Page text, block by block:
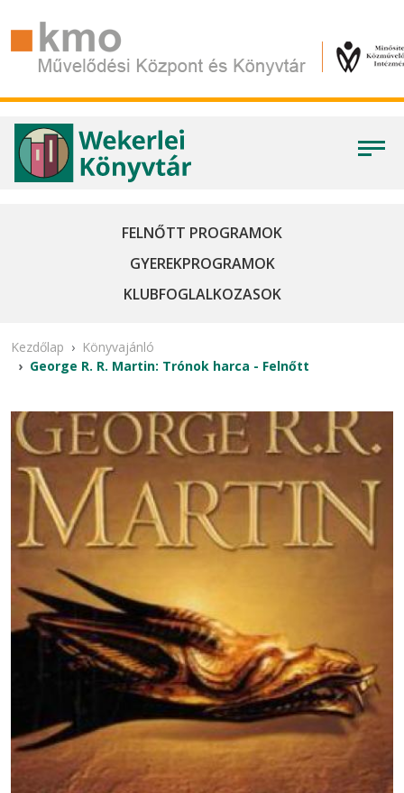
FELNŐTT PROGRAMOK
GYEREKPROGRAMOK
KLUBFOGLALKOZASOK
Kezdőlap
Könyvajánló
George R. R. Martin: Trónok harca - Felnőtt